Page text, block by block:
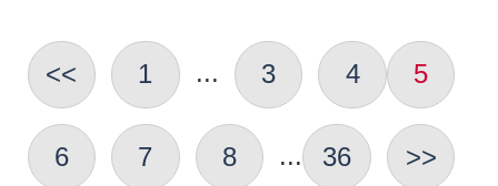
<< 1 ... 3 4 5
6 7 8 ... 36 >>